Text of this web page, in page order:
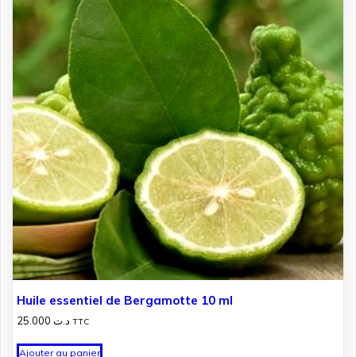
Huile essentiel de Bergamotte 10 ml
د.ت TTC
Ajouter au panier